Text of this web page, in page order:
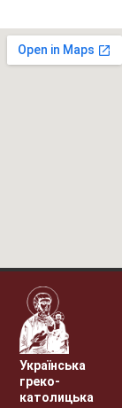
Українська
греко-
католицька